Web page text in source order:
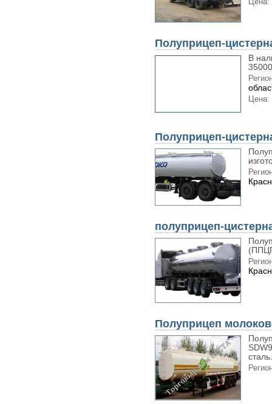
Полуприцеп-
В
Цена:
Полуприцеп-
полуприцеп-
Полуприцеп